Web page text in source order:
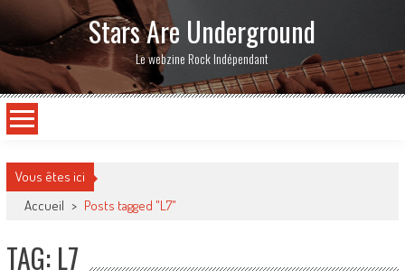
Stars Are Underground
Le webzine Rock Indépendant
Vous êtes ici
Accueil > Posts tagged "L7"
TAG: L7